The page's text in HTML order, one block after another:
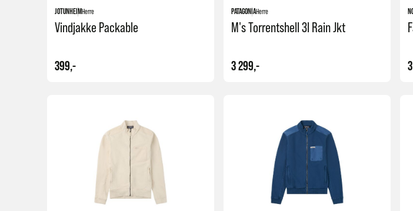
JOTUNHEIMHerre
Vindjakke Packable
399,-
PATAGONIAHerre
M's Torrentshell 3l Rain Jkt
3 299,-